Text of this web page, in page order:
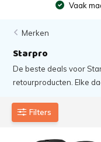
Vaak
Merken
Starpro
De beste deals voor
retourproducten. Elke
Filters